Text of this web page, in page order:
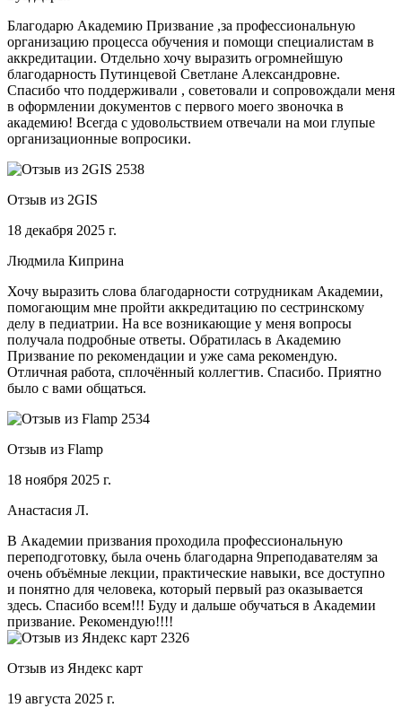
Благодарю Академию Призвание ,за профессиональную
организацию процесса обучения и помощи специалистам в
аккредитации. Отдельно хочу выразить огромнейшую
благодарность Путинцевой Светлане Александровне.
Спасибо что поддерживали , советовали и сопровождали меня
в оформлении документов с первого моего звоночка в
академию! Всегда с удовольствием отвечали на мои глупые
организационные вопросики.
Отзыв из 2GIS
18 декабря 2025 г.
Людмила Киприна
Хочу выразить слова благодарности сотрудникам Академии,
помогающим мне пройти аккредитацию по сестринскому
делу в педиатрии. На все возникающие у меня вопросы
получала подробные ответы. Обратилась в Академию
Призвание по рекомендации и уже сама рекомендую.
Отличная работа, сплочённый коллегтив. Спасибо. Приятно
было с вами общаться.
Отзыв из Flamp
18 ноября 2025 г.
Анастасия Л.
В Академии призвания проходила профессиональную
переподготовку, была очень благодарна 9преподавателям за
очень объёмные лекции, практические навыки, все доступно
и понятно для человека, который первый раз оказывается
здесь. Спасибо всем!!! Буду и дальше обучаться в Академии
призвание. Рекомендую!!!!
Отзыв из Яндекс карт
19 августа 2025 г.